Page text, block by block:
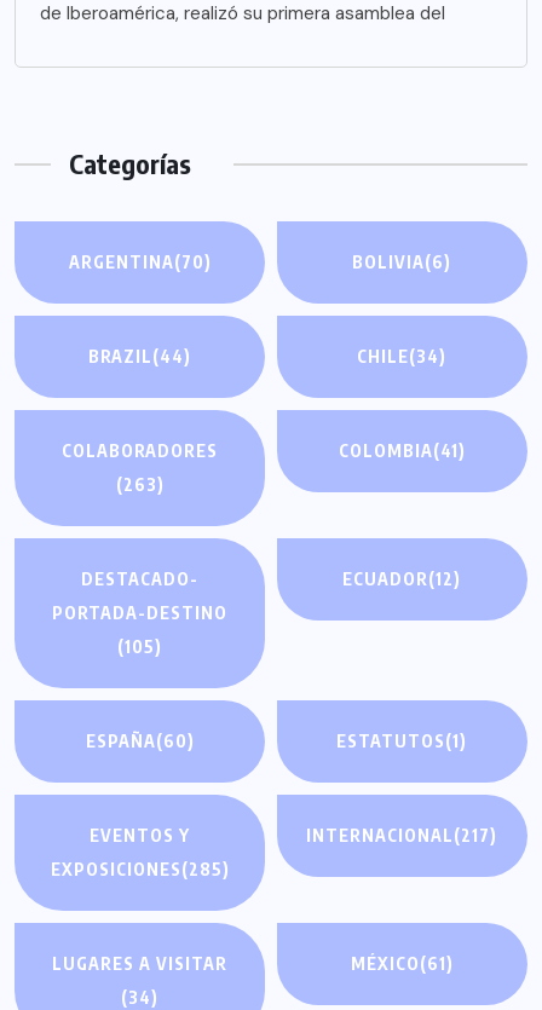
de Iberoamérica, realizó su primera asamblea del
Categorías
ARGENTINA(70) BOLIVIA(6)
BRAZIL(44) CHILE(34)
COLABORADORES
(263)
COLOMBIA(41)
DESTACADO-
PORTADA-DESTINO
(105)
ECUADOR(12)
ESPAÑA(60) ESTATUTOS(1)
EVENTOS Y
EXPOSICIONES(285)
INTERNACIONAL(217)
LUGARES A VISITAR
(34)
MÉXICO(61)